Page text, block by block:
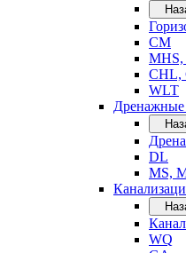
CM
CHL,
WLT
Дренажные
DL
MS,
WQ